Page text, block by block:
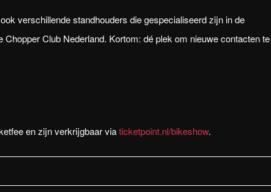
verschillende standhouders die gespecialiseerd zijn in de
Club Nederland. Kortom: dé plek om nieuwe contacten te
en zijn verkrijgbaar viaticketpoint.nl/bikeshow.